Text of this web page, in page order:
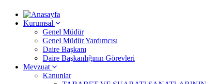
Kurumsal
Genel Müdür
Genel Müdür Yardımcısı
Daire Başkanı
Daire Başkanlığının Görevleri
Mevzuat
Kanunlar